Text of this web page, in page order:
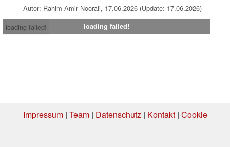
Autor: Rahim Amir Noorali, 17.06.2026 (Update: 17.06.2026)
loading failed!
loading failed!
Impressum| Team| Datenschutz| Kontakt| Cookie